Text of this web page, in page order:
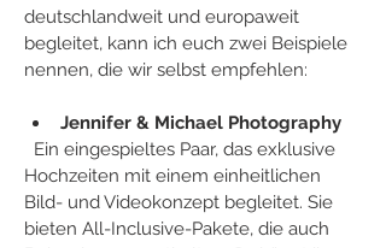
deutschlandweit und europaweit
begleitet, kann ich euch zwei Beispiele
nennen, die wir selbst empfehlen:
Jennifer & Michael Photography
Hochzeiten mit einem einheitlichen
Bild- und Videokonzept begleitet. Sie
bieten All-Inclusive-Pakete, die auch